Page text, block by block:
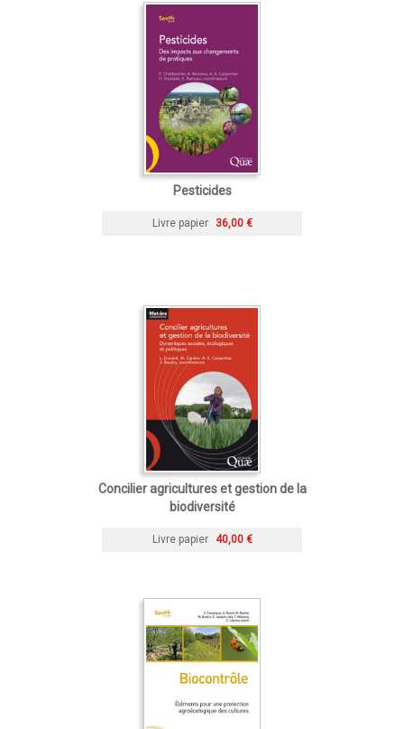
Pesticides
Livre papier 36,00 €
Concilier agricultures et gestion de la
biodiversité
Livre papier 40,00 €